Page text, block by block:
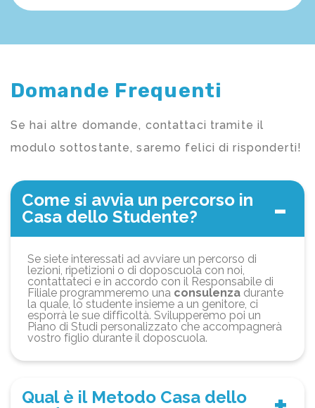
Domande Frequenti
Se hai altre domande, contattaci tramite il
modulo sottostante, saremo felici di risponderti!
Come si avvia un percorso in
Casa dello Studente?
Se siete interessati ad avviare un percorso di
lezioni, ripetizioni o di doposcuola con noi,
contattateci e in accordo con il Responsabile di
Filiale programmeremo una consulenza durante
la quale, lo studente insieme a un genitore, ci
esporrà le sue difficoltà. Svilupperemo poi un
Piano di Studi personalizzato che accompagnerà
vostro figlio durante il doposcuola.
Qual è il Metodo Casa dello